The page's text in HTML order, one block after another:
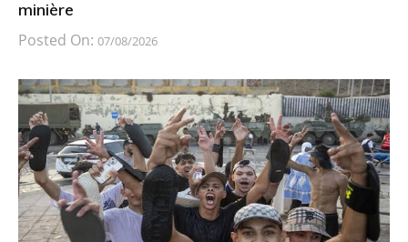
minière
Posted On: 07/08/2026